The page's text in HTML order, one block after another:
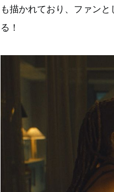
も描かれており、ファン
る！